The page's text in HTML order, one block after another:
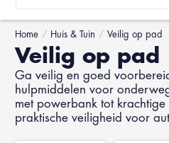
Home / Huis & Tuin / Veilig op pad
Veilig op pad
Ga veilig en goed
hulpmiddelen voor
met powerbank tot krachtige
praktische veiligheid voor